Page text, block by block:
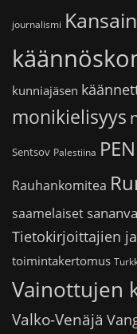
journalismi
kunniajäsen
monikielisyys
Sentsov Palestiina
Rauhankomitea
saamelaiset
Tietokirjoittajien
toimintakertomus
Vainottujen
Valko-Venäjä